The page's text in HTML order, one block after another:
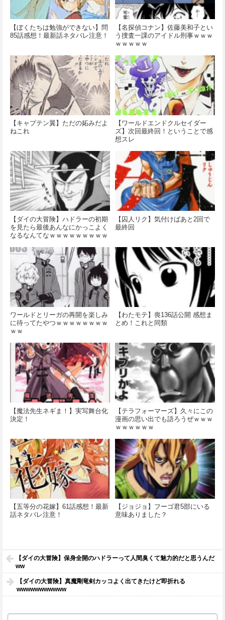
【ぼくたちは勉強ができない】問
85話感想！最新話ネタバレ注意！
【名探偵コナン】佐藤美和子とい
う捜査一課のアイドル刑事ｗｗｗ
ｗｗｗｗｗ
【キャプテン翼】ただの妬みだよ
ねこれ
【ワールドエンドクルセイダー
ズ】次回最終回！ということで感
想スレ
【ダイの大冒険】ハドラーの初期
を見たら最後あんなにかっこよく
なるなんてなｗｗｗｗｗｗｗｗｗ
【囚人リク】気付けばあと2回で
最終回
ワールドとリーガの再開を楽しみ
に待ってたやつｗｗｗｗｗｗｗｗ
ｗｗ
【わたモテ】喪136話公開 感想ま
とめ！これと同類
【魔法先生ネギま！】実写舞台化
決定！
【テラフォーマーズ】久々にこの
漫画の思い出でも語ろうぜｗｗｗ
ｗｗｗｗｗｗ
【五等分の花嫁】61話感想！最新
話ネタバレ注意！
【ジョジョ】フーゴ君5部にいる
意味ありました？
【ダイの大冒険】保身全開のハドラーって人間臭くて魅力的だと思うんだ
ww
【ダイの大冒険】真魔剛竜剣カッコよく出てきたけど即折れる
wwwwwwwwwww